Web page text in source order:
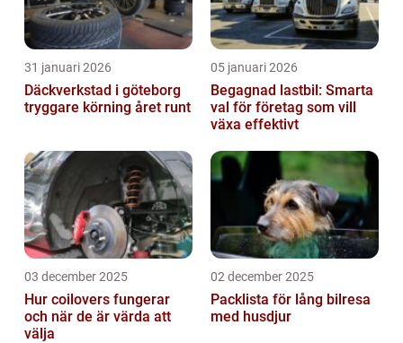
31 januari 2026
Däckverkstad i göteborg
tryggare körning året runt
05 januari 2026
Begagnad lastbil: Smarta
val för företag som vill
växa effektivt
03 december 2025
Hur coilovers fungerar
och när de är värda att
välja
02 december 2025
Packlista för lång bilresa
med husdjur